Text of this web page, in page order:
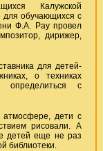
Калужской
обучающихся с
Ф.А. Рау провел
дирижер,
для детей-
о техниках
с
дети с
рисовали. А
детей еще не раз
библиотеки.